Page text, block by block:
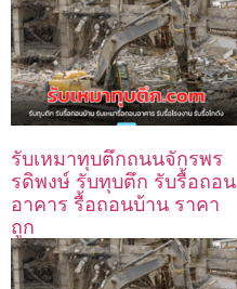
รับเหมาทุบตึกถนนจักรพร
รดิพงษ์ รับทุบตึก รับรื้อถอน
อาคาร รื้อถอนบ้าน ราคา
ถูก